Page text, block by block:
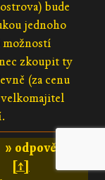
bude
jednoho
možností
zkoupit ty
(za cenu
» odpovědět «
[↑]